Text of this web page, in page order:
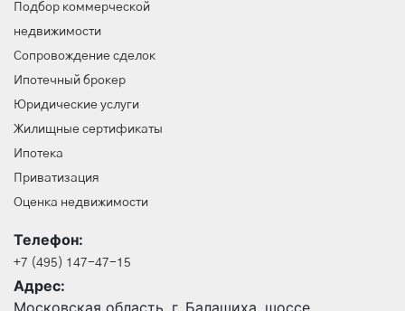
Подбор коммерческой
недвижимости
Сопровождение сделок
Ипотечный брокер
Юридические услуги
Жилищные сертификаты
Ипотека
Приватизация
Оценка недвижимости
Телефон:
+7 (495) 147-47-15
Адрес:
Московская область, г. Балашиха, шоссе